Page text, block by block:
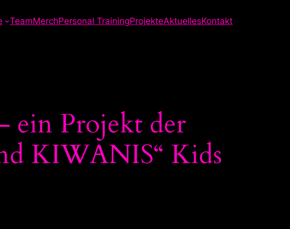
TeamMerchPersonal TrainingProjekteAktuellesKontakt
ein Projekt der
KIWANIS“ Kids